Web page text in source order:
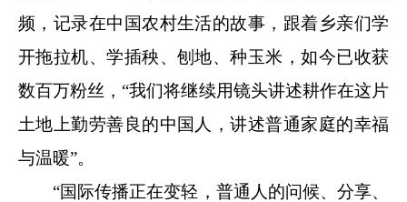
频，记录在中国农村生活的故事，跟着乡亲们学
开拖拉机、学插秧、刨地、种玉米，如今已收获
数百万粉丝，“我们将继续用镜头讲述耕作在这片
土地上勤劳善良的中国人，讲述普通家庭的幸福
与温暖”。
“国际传播正在变轻，普通人的问候、分享、